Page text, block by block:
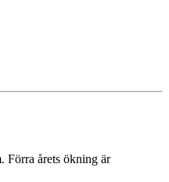
Förra årets ökning är